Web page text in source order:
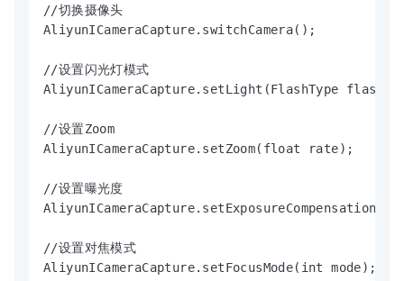
//切换摄像头
AliyunICameraCapture.switchCamera();
//设置闪光灯模式
AliyunICameraCapture.setLight(FlashType
//设置Zoom
AliyunICameraCapture.setZoom(float rate);
//设置曝光度
//设置对焦模式
AliyunICameraCapture.setFocusMode(int mode);